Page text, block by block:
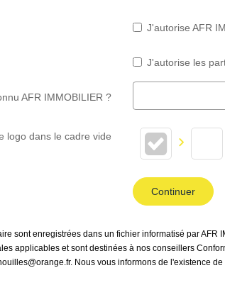
J'autorise AFR
J'autorise les
AFR IMMOBILIER ?
logo dans le cadre vide
Continuer
sont enregistrées dans un fichier informatisé par
applicables et sont destinées à nos conseillers
Nous vous informons de l'existence